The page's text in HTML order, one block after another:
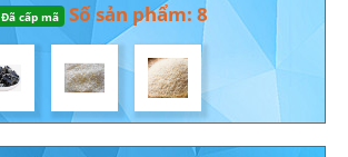
Đã cấp mã Số sản phẩm: 8